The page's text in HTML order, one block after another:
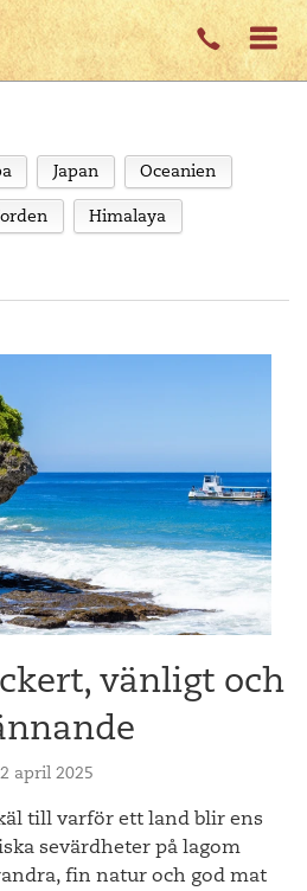
Japan Oceanien
Himalaya
vänligt och
april 2025
till varför ett land blir ens
sevärdheter på lagom
fin natur och god mat